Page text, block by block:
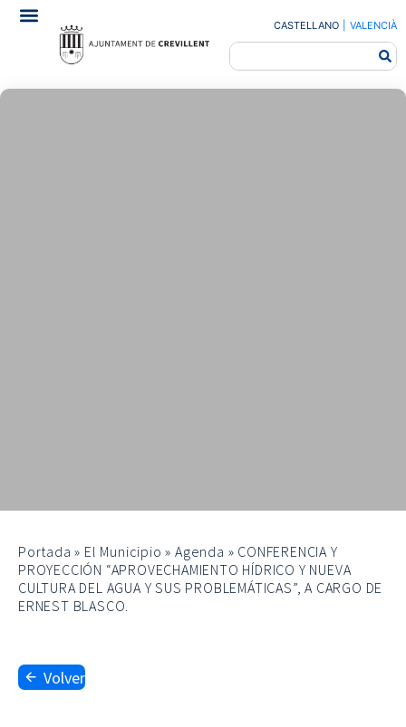
CASTELLANO VALENCIÀ
Portada » El Municipio »Agenda » CONFERENCIA Y
PROYECCIÓN “APROVECHAMIENTO HÍDRICO Y NUEVA
CULTURA DEL AGUA Y SUS PROBLEMÁTICAS”, A CARGO DE
ERNEST BLASCO.
Volver